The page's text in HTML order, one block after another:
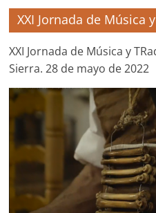
tradicional
en
de
la
Sierra
XXI Jornada de Música
XXI Jornada de Música y
Sierra. 28 de mayo de 2022